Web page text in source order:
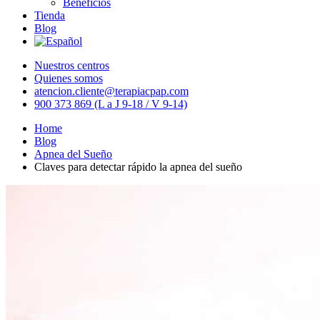
Beneficios
Tienda
Blog
Nuestros centros
Quienes somos
atencion.cliente@terapiacpap.com
900 373 869 (L a J 9-18 / V 9-14)
Home
Blog
Apnea del Sueño
Claves para detectar rápido la apnea del sueño